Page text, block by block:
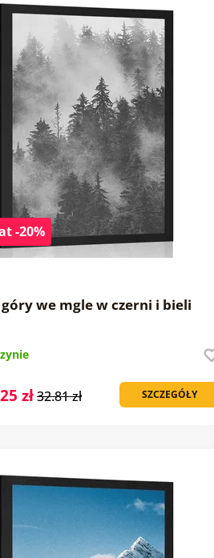
-20%
we mgle w czerni i bieli
SZCZEGÓŁY
zł32.81 zł